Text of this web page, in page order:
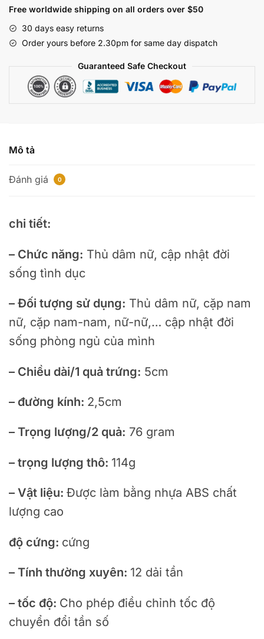
Đầu
Kèm
Kẹp
Ngực
CTR330
Free worldwide shipping on all orders over $50
30 days easy returns
Order yours before 2.30pm for same day dispatch
Guaranteed Safe Checkout
Mô tả
Đánh giá 0
chi tiết:
– Chức năng: Thủ dâm nữ, cập nhật đời
sống tình dục
– Đối tượng sử dụng: Thủ dâm nữ, cặp nam
nữ, cặp nam-nam, nữ-nữ,… cập nhật đời
sống phòng ngủ của mình
– Chiều dài/1 quả trứng: 5cm
– đường kính: 2,5cm
– Trọng lượng/2 quả: 76 gram
– trọng lượng thô: 114g
– Vật liệu: Được làm bằng nhựa ABS chất
lượng cao
độ cứng: cứng
– Tính thường xuyên: 12 dải tần
– tốc độ: Cho phép điều chỉnh tốc độ
chuyển đổi tần số